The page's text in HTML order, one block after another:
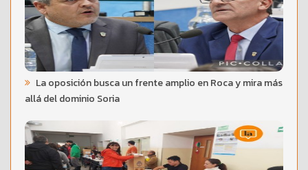
La oposición busca un frente amplio en Roca y mira más
allá del dominio Soria